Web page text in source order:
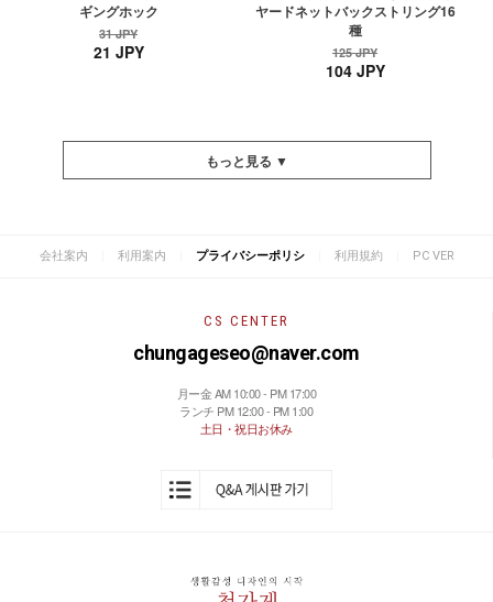
ギングホック
31 JPY
21 JPY
ヤードネットバックストリング16
種
125 JPY
104 JPY
もっと見る ▼
会社案内 利用案内 プライバシーポリシ 利用規約 PC VER
CS CENTER
chungageseo@naver.com
月ー金 AM 10:00 - PM 17:00
ランチ PM 12:00 - PM 1:00
土日・祝日お休み